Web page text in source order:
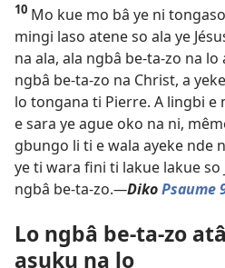
10 Mo kue mo bâ ye ni
mingi laso atene so ala ye
na ala, ala ngbâ be-ta-zo na lo
ngbâ be-ta-zo na Christ, a
lo tongana ti Pierre. A lingbi e
e sara ye ague oko na ni,
gbungo li ti e wala ayeke nde
ye ti wara fini ti lakue lakue so
ngbâ be-ta-zo.—DikoPsaume
Lo ngbâ be-ta-zo
asuku na lo